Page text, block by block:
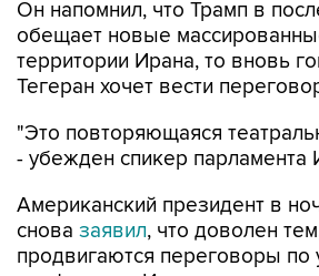
территории Ирана, то вновь
Тегеран хочет вести
"Это повторяющаяся
Американский президент в
продвигаются переговоры по
конфликта с Ираном и
быстрое достижение